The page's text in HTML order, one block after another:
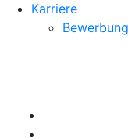
Karriere